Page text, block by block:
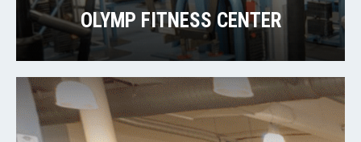
OLYMP FITNESS CENTER